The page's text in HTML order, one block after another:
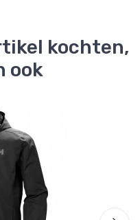
kochten,
ook